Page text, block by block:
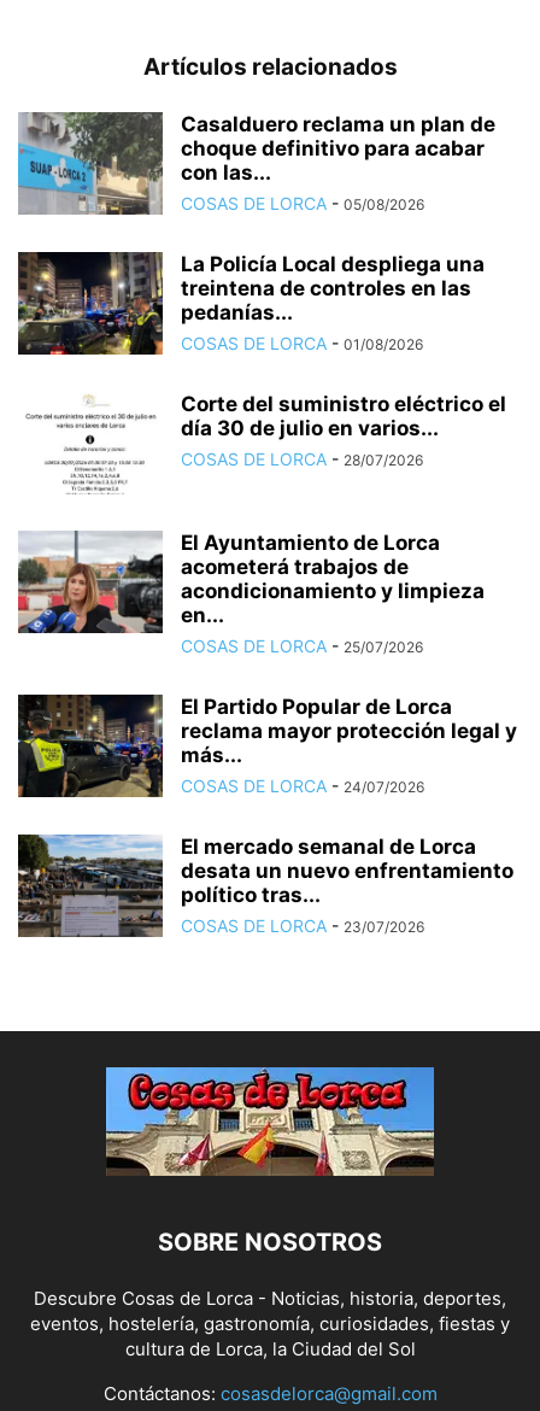
Artículos relacionados
Casalduero reclama un plan de
choque definitivo para acabar
con las...
COSAS DE LORCA - 05/08/2026
La Policía Local despliega una
treintena de controles en las
pedanías...
COSAS DE LORCA - 01/08/2026
Corte del suministro eléctrico el
día 30 de julio en varios...
COSAS DE LORCA - 28/07/2026
El Ayuntamiento de Lorca
acometerá trabajos de
acondicionamiento y limpieza
en...
COSAS DE LORCA - 25/07/2026
El Partido Popular de Lorca
reclama mayor protección legal y
más...
COSAS DE LORCA - 24/07/2026
El mercado semanal de Lorca
desata un nuevo enfrentamiento
político tras...
COSAS DE LORCA - 23/07/2026
SOBRE NOSOTROS
Descubre Cosas de Lorca - Noticias, historia, deportes,
eventos, hostelería, gastronomía, curiosidades, fiestas y
cultura de Lorca, la Ciudad del Sol
Contáctanos: cosasdelorca@gmail.com